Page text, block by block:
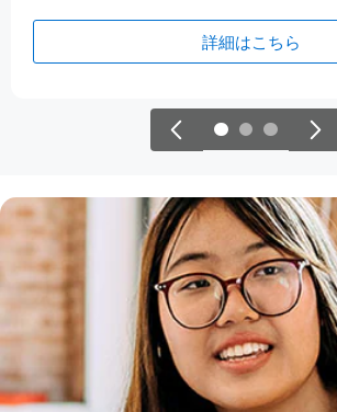
詳細はこちら